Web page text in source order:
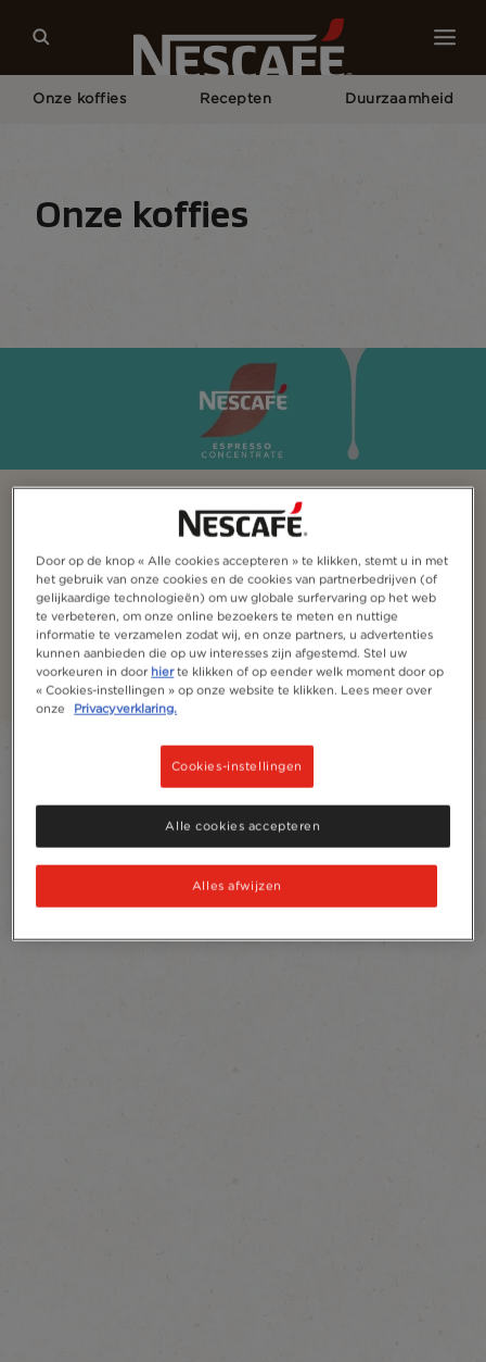
Onze koffies Recepten Duurzaamheid
Onze koffies
NESCAFÉ®Espresso
Concentrate Style
Ontdek een nieuwe manier om thuis van koffie te
genieten met het NESCAFÉ Espresso Concentrate
Style assortiment.
Ontdek meer
3 producten Sort:Meest aanbevolen
Door op de knop « Alle cookies accepteren » te klikken, stemt u in met
het gebruik van onze cookies en de cookies van partnerbedrijven (of
gelijkaardige technologieën) om uw globale surfervaring op het web
te verbeteren, om onze online bezoekers te meten en nuttige
informatie te verzamelen zodat wij, en onze partners, u advertenties
kunnen aanbieden die op uw interesses zijn afgestemd. Stel uw
voorkeuren in door hierte klikken of op eender welk moment door op
« Cookies-instellingen » op onze website te klikken. Lees meer over
onze
Privacyverklaring.
Cookies-instellingen
Alles afwijzen
Alle cookies accepteren